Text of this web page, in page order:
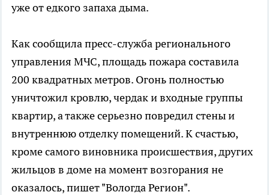
уже от едкого запаха дыма.
Как сообщила пресс-служба регионального
управления МЧС, площадь пожара составила
200 квадратных метров. Огонь полностью
уничтожил кровлю, чердак и входные группы
квартир, а также серьезно повредил стены и
внутреннюю отделку помещений. К счастью,
кроме самого виновника происшествия, других
жильцов в доме на момент возгорания не
оказалось, пишет "Вологда Регион".